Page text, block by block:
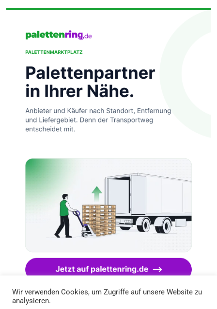
Wir verwenden Cookies, um Zugriffe auf unsere Website zu
analysieren.